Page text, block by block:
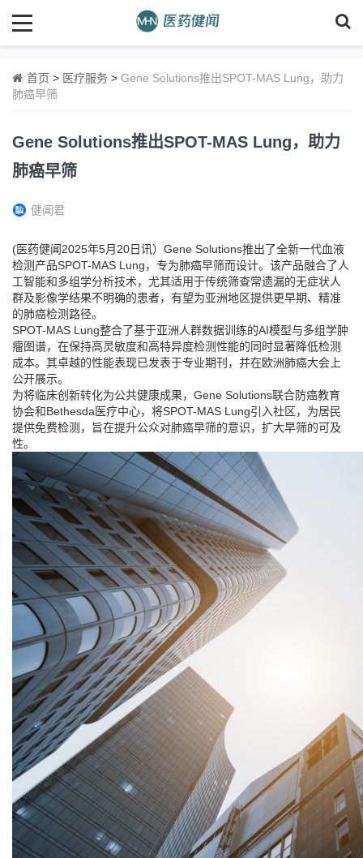
首页 > 医疗服务 > Gene Solutions推出SPOT-MAS Lung，助力
肺癌早筛
Gene Solutions推出SPOT-MAS Lung，助力
肺癌早筛
健闻君
(医药健闻2025年5月20日讯）Gene Solutions推出了全新一代血液
检测产品SPOT-MAS Lung，专为肺癌早筛而设计。该产品融合了人
工智能和多组学分析技术，尤其适用于传统筛查常遗漏的无症状人
群及影像学结果不明确的患者，有望为亚洲地区提供更早期、精准
的肺癌检测路径。
SPOT-MAS Lung整合了基于亚洲人群数据训练的AI模型与多组学肿
瘤图谱，在保持高灵敏度和高特异度检测性能的同时显著降低检测
成本。其卓越的性能表现已发表于专业期刊，并在欧洲肺癌大会上
公开展示。
为将临床创新转化为公共健康成果，Gene Solutions联合防癌教育
协会和Bethesda医疗中心，将SPOT-MAS Lung引入社区，为居民
提供免费检测，旨在提升公众对肺癌早筛的意识，扩大早筛的可及
性。